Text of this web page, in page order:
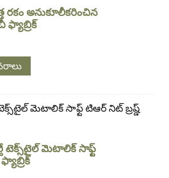
రకం అనుకూలీకరించిన
టెక్స్‌టైల్ మెటాలిక్ సాఫ్ట్